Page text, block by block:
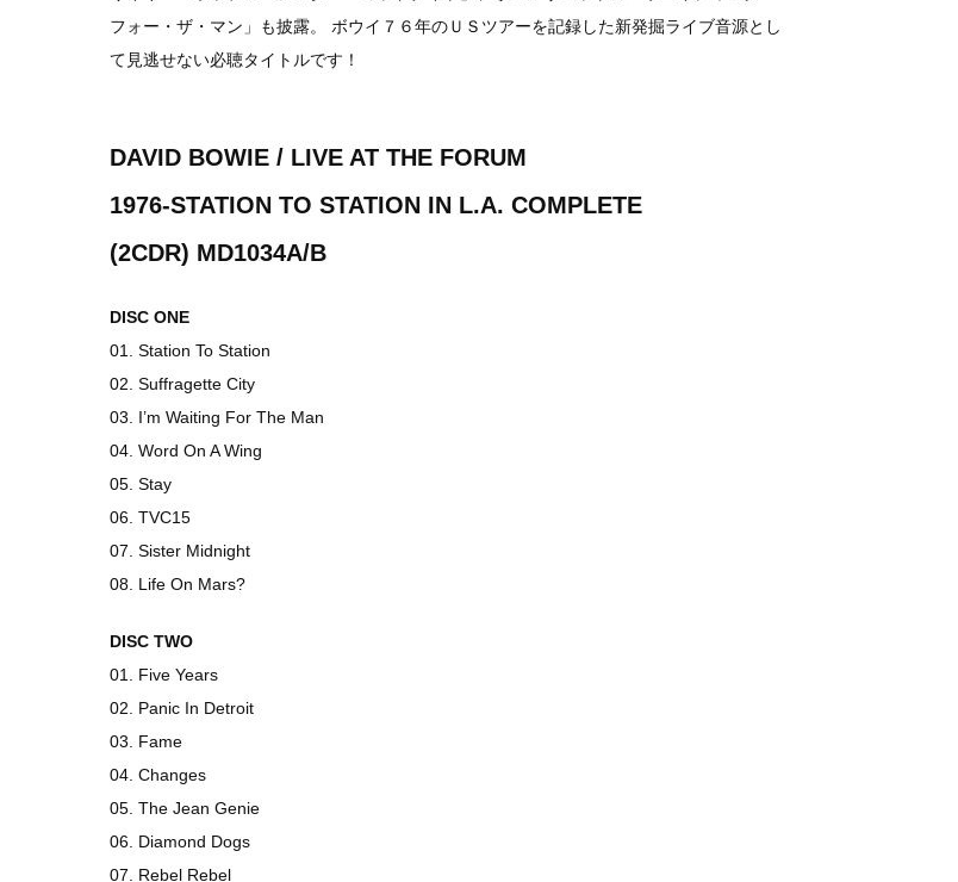
フォー・ザ・マン」も披露。 ボウイ７６年のＵＳツアーを記録した新発掘ライブ音源とし
て見逃せない必聴タイトルです！
DAVID BOWIE / LIVE AT THE FORUM
1976-STATION TO STATION IN L.A. COMPLETE
(2CDR) MD1034A/B
DISC ONE
01. Station To Station
02. Suffragette City
03. I’m Waiting For The Man
04. Word On A Wing
05. Stay
06. TVC15
07. Sister Midnight
08. Life On Mars?
DISC TWO
01. Five Years
02. Panic In Detroit
03. Fame
04. Changes
05. The Jean Genie
06. Diamond Dogs
07. Rebel Rebel